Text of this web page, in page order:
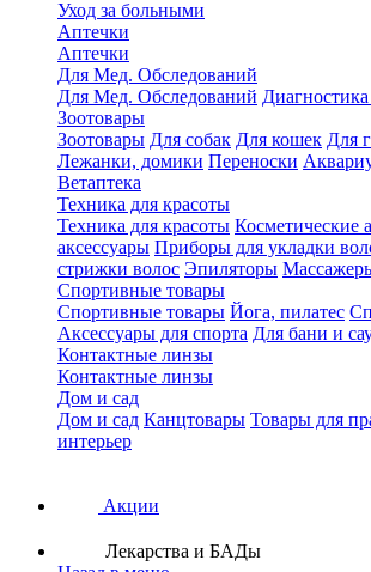
Уход за больными
Аптечки
Аптечки
Для Мед. Обследований
Для Мед. Обследований
Зоотовары
Зоотовары Для собак Для кошек Для
Лежанки, домики Переноски
Ветаптека
Техника для красоты
Техника для красоты Косметические
аксессуары Приборы для укладки
стрижки волос Эпиляторы
Спортивные товары
Спортивные товары Йога, пилатес
Аксессуары для спорта Для бани и
Контактные линзы
Контактные линзы
Дом и сад
Дом и сад Канцтовары Товары для
интерьер
Акции
Лекарства и БАДы